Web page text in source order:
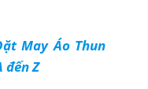
May Áo Thun
đến Z